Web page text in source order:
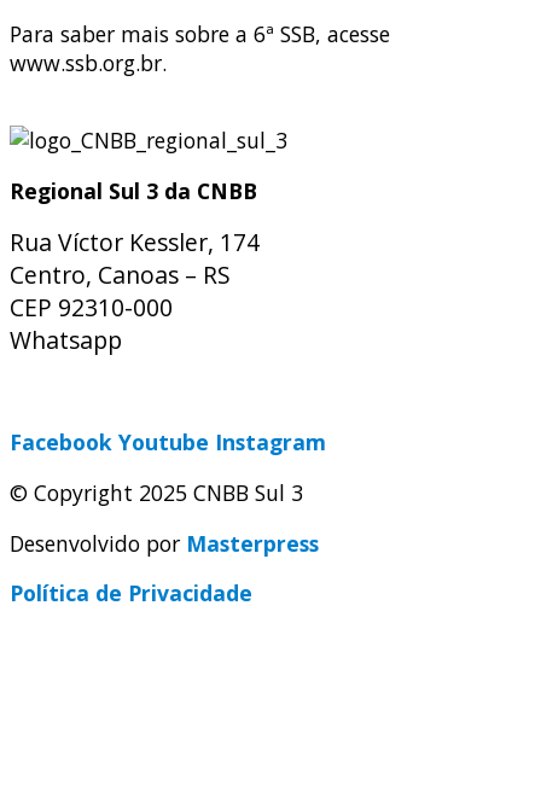
Para saber mais sobre a 6ª SSB, acesse
www.ssb.org.br.
Regional Sul 3 da CNBB
Rua Víctor Kessler, 174
Centro, Canoas – RS
CEP 92310-000
Whatsapp
Facebook Youtube Instagram
© Copyright 2025 CNBB Sul 3
Desenvolvido por Masterpress
Política de Privacidade